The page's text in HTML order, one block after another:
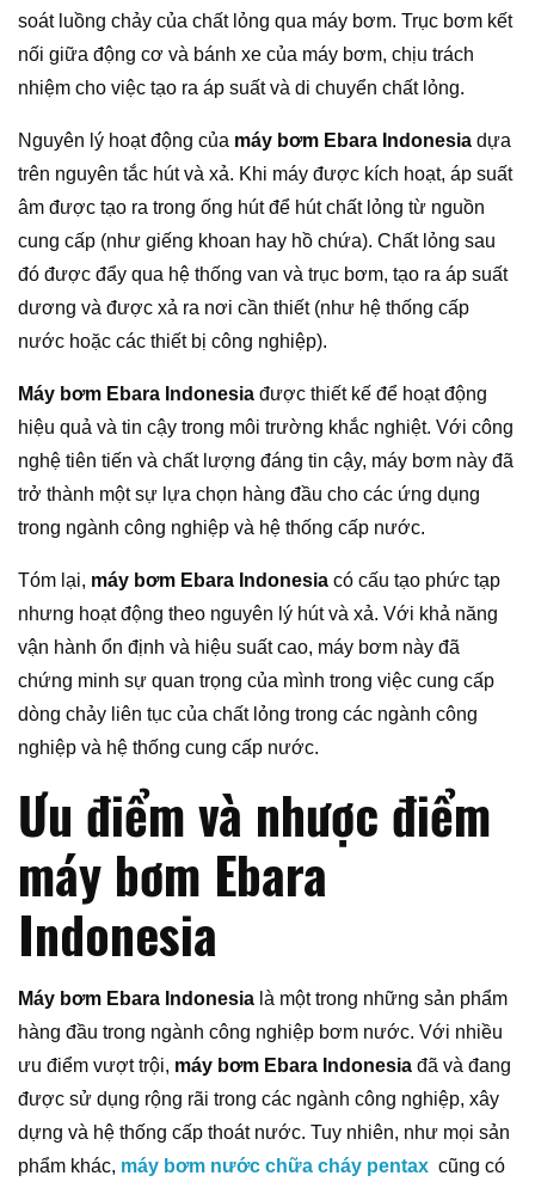
soát luồng chảy của chất lỏng qua máy bơm. Trục bơm kết
nối giữa động cơ và bánh xe của máy bơm, chịu trách
nhiệm cho việc tạo ra áp suất và di chuyển chất lỏng.
Nguyên lý hoạt động của máy bơm Ebara Indonesia dựa
trên nguyên tắc hút và xả. Khi máy được kích hoạt, áp suất
âm được tạo ra trong ống hút để hút chất lỏng từ nguồn
cung cấp (như giếng khoan hay hồ chứa). Chất lỏng sau
đó được đẩy qua hệ thống van và trục bơm, tạo ra áp suất
dương và được xả ra nơi cần thiết (như hệ thống cấp
nước hoặc các thiết bị công nghiệp).
Máy bơm Ebara Indonesia được thiết kế để hoạt động
hiệu quả và tin cậy trong môi trường khắc nghiệt. Với công
nghệ tiên tiến và chất lượng đáng tin cậy, máy bơm này đã
trở thành một sự lựa chọn hàng đầu cho các ứng dụng
trong ngành công nghiệp và hệ thống cấp nước.
Tóm lại, máy bơm Ebara Indonesia có cấu tạo phức tạp
nhưng hoạt động theo nguyên lý hút và xả. Với khả năng
vận hành ổn định và hiệu suất cao, máy bơm này đã
chứng minh sự quan trọng của mình trong việc cung cấp
dòng chảy liên tục của chất lỏng trong các ngành công
nghiệp và hệ thống cung cấp nước.
Ưu điểm và nhược điểm
máy bơm Ebara
Indonesia
Máy bơm Ebara Indonesia là một trong những sản phẩm
hàng đầu trong ngành công nghiệp bơm nước. Với nhiều
ưu điểm vượt trội, máy bơm Ebara Indonesia đã và đang
được sử dụng rộng rãi trong các ngành công nghiệp, xây
dựng và hệ thống cấp thoát nước. Tuy nhiên, như mọi sản
phẩm khác, máy bơm nước chữa cháy pentax cũng có